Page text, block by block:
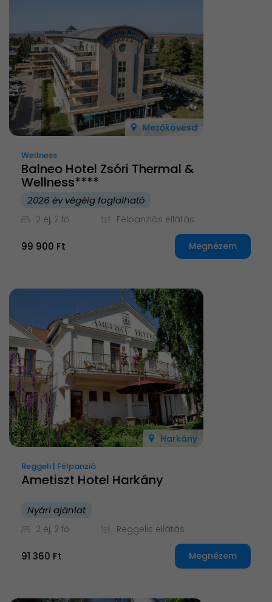
Mezőkövesd
Wellness
Balneo Hotel Zsóri Thermal &
Wellness****
2026 év végéig foglalható
2 éj, 2 fő Félpanziós ellátás
99 900 Ft Megnézem
Harkány
Reggeli | Félpanzió
Ametiszt Hotel Harkány
Nyári ajánlat
2 éj, 2 fő Reggelis ellátás
91 360 Ft Megnézem